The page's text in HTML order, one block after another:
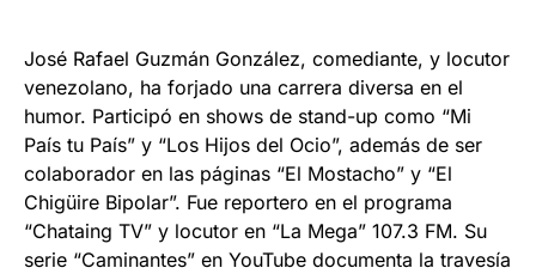
José Rafael Guzmán González, comediante, y locutor
venezolano, ha forjado una carrera diversa en el
humor. Participó en shows de stand-up como “Mi
País tu País” y “Los Hijos del Ocio”, además de ser
colaborador en las páginas “El Mostacho” y “El
Chigüire Bipolar”. Fue reportero en el programa
“Chataing TV” y locutor en “La Mega” 107.3 FM. Su
serie “Caminantes” en YouTube documenta la travesía